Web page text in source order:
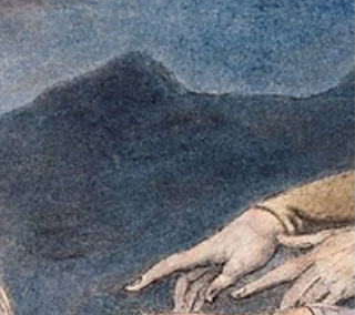
它，或者叫做痛苦本体、痛苦的最高...